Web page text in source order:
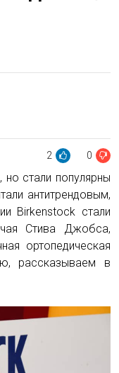
2 0
но стали популярны
антитрендовым,
Birkenstock стали
Стива Джобса,
ортопедическая
рассказываем в